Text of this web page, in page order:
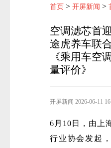
首页 > 开屏新闻 >
空调滤芯首
途虎养车联
《乘用车空
量评价》
开屏新闻 2026-06-11
6月10日，由上
行业协会发起